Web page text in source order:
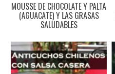
MOUSSE DE CHOCOLATE Y PALTA
(AGUACATE) Y LAS GRASAS
SALUDABLES